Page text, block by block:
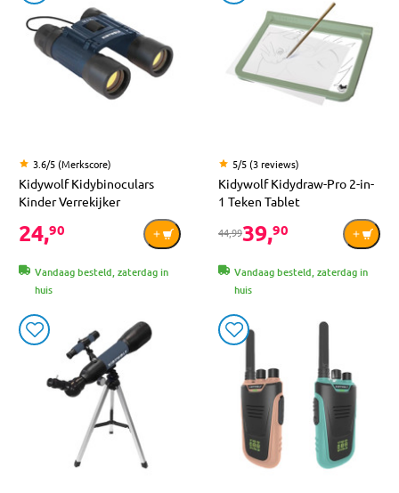
3.6/5 (Merkscore)
Kidywolf Kidybinoculars
Kinder Verrekijker
24,90
Vandaag besteld, zaterdag in
huis
5/5 (3 reviews)
Kidywolf Kidydraw-Pro 2-in-
1 Teken Tablet
44,9939,90
Vandaag besteld, zaterdag in
huis